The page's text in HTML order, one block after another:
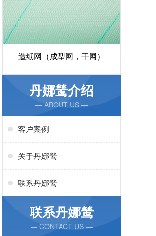
造纸网（成型网，干网）
丹娜鸶介绍
— ABOUT US —
客户案例
关于丹娜鸶
联系丹娜鸶
联系丹娜鸶
— CONTACT US —